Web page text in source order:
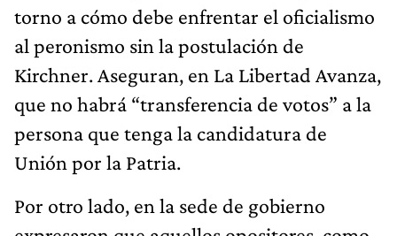
torno a cómo debe enfrentar el oficialismo
al peronismo sin la postulación de
Kirchner. Aseguran, en La Libertad Avanza,
que no habrá “transferencia de votos” a la
persona que tenga la candidatura de
Unión por la Patria.
Por otro lado, en la sede de gobierno